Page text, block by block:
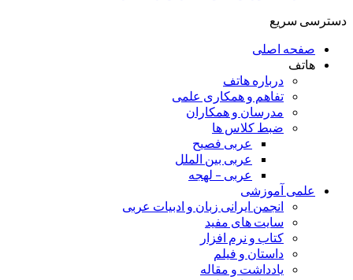
دسترسی سریع
صفحه اصلی
هاتف
درباره هاتف
تفاهم و همکاری علمی
مدرسان و همکاران
ضبط کلاس ها
عربی فصیح
عربی بین الملل
عربی – لهجه
علمی آموزشی
انجمن ایرانی زبان و ادبیات عربی
سایت های مفید
کتاب و نرم افزار
داستان و فیلم
یادداشت و مقاله